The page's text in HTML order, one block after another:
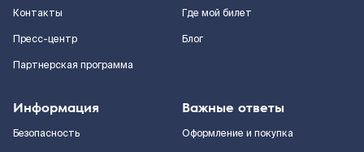
Контакты
Пресс-центр
Партнерская программа
Где мой билет
Блог
Информация
Безопасность
Важные ответы
Оформление и покупка